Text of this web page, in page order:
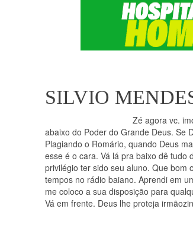
SILVIO
Zé agora vc.
abaixo do Poder do Grande Deus. Se
Plagiando o Romário, quando Deus
esse é o cara. Vá lá pra baixo dê tudo
privilégio ter sido seu aluno. Que bom
tempos no rádio baiano. Aprendi em
me coloco a sua disposição para
Vá em frente. Deus lhe proteja